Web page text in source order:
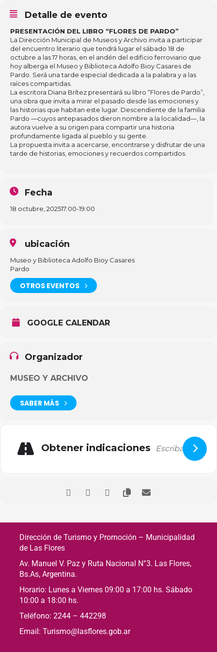
Detalle de evento
PRESENTACIÓN DEL LIBRO “FLORES DE PARDO”
La Dirección Municipal de Museos y Archivo invita a participar
del encuentro literario que tendrá lugar el sábado 18 de
octubre a las 17 horas, en el andén del edificio ferroviario que
hoy alberga el Museo y Biblioteca Adolfo Bioy Casares de
Pardo. Será una tarde especial dedicada a la palabra y a las
raíces compartidas.
La escritora Diana Brítez presentará su libro “Flores de Pardo”,
una obra que invita a mirar el pasado desde las emociones y
las historias que habitan este lugar. Descendiente de la familia
Pardo —cuyos antepasados dieron nombre a la localidad—, la
autora vuelve a su origen para compartir una historia
profundamente ligada al pueblo y su gente.
La propuesta invita a acercarse, encontrarse y disfrutar de una
tarde de historias, emociones y recuerdos compartidos.
Fecha
18 octubre, 202517:00-19:00
ubicación
Museo y Biblioteca Adolfo Bioy Casares
Pardo
OTROS EVENTOS
GOOGLE CALENDAR
Organizador
MUSEO Y ARCHIVO
SABER MÁS
Obtener indicaciones
Dirección de Turismo y Promoción – Municipalidad
de Las Flores
Av. Manuel V. Paz y Ruta Nacional N°3. Las Flores,
Bs.As, Argentina.
Horario: Lunes a Viernes 09:00 a 17:00 hs. Sábado
10:00 a 18:00 hs.
Teléfono: 2244 – 442298
Email: Turismo@lasflores.gob.ar